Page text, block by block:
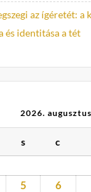
az ígéretét: a
és identitása a tét
2026. augusztus
s c
5 6